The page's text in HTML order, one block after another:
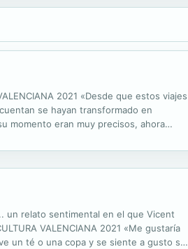
2021 «Desde que estos viajes
se hayan transformado en
momento eran muy precisos, ahora
un relato sentimental en el que Vicent
VALENCIANA 2021 «Me gustaría
un té o una copa y se siente a gusto sin